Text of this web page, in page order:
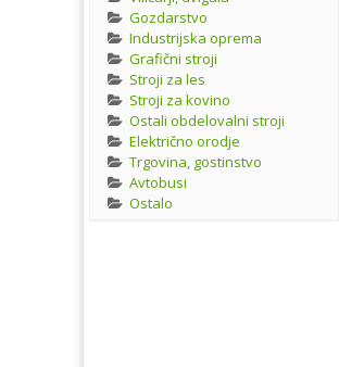
Gozdarstvo
Industrijska oprema
Grafični stroji
Stroji za les
Stroji za kovino
Ostali obdelovalni stroji
Električno orodje
Trgovina, gostinstvo
Avtobusi
Ostalo